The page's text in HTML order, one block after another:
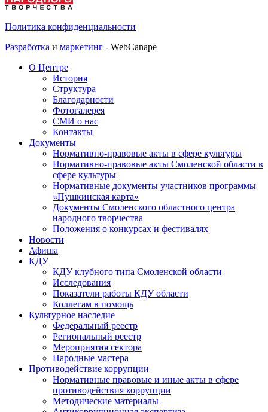
Политика конфиденциальности
Разработка и маркетинг - WebCanape
О Центре
История
Структура
Благодарности
Фотогалерея
СМИ о нас
Контакты
Документы
Нормативно-правовые акты в сфере культуры
Нормативно-правовые акты Смоленской области в
сфере культуры
Нормативные документы участников программы
«Пушкинская карта»
Документы Смоленского областного центра
народного творчества
Положения о конкурсах и фестивалях
Новости
Афиша
КДУ
КДУ клубного типа Смоленской области
Исследования
Показатели работы КДУ области
Коллегам в помощь
Культурное наследие
Федеральный реестр
Региональный реестр
Мероприятия сектора
Народные мастера
Противодействие коррупции
Нормативные правовые и иные акты в сфере
противодействия коррупции
Методические материалы